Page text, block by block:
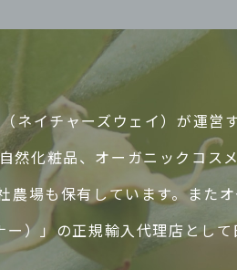
イチャーズウェイ）が運営
化粧品、オーガニックコス
場も保有しています。また
ー）」の正規輸入代理店とし